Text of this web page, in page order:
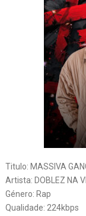
Titulo: MASSIVA
Artista: DOBLEZ NA
Género: Rap
Qualidade: 224kbps